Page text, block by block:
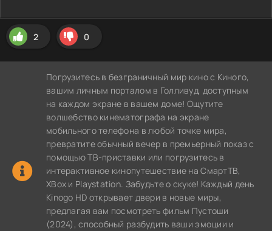
2 0
Погрузитесь в безграничный мир кино с Киного,
вашим личным порталом в Голливуд, доступным
на каждом экране в вашем доме! Ощутите
волшебство кинематографа на экране
мобильного телефона в любой точке мира,
превратите обычный вечер в премьерный показ с
помощью ТВ-приставки или погрузитесь в
интерактивное кинопутешествие на СмартТВ,
XBox и Playstation. Забудьте о скуке! Каждый день
Kinogo HD открывает двери в новые миры,
предлагая вам посмотреть фильм Пустоши
(2024), способный разбудить ваши эмоции и